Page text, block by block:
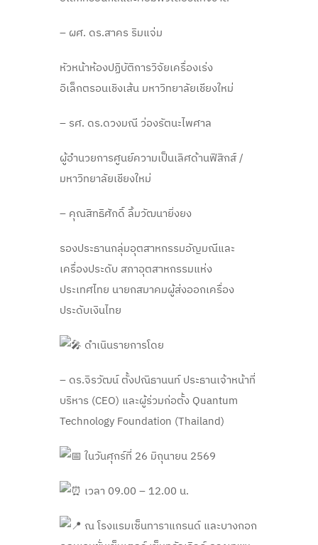
– ผศ. ดร.สาคร ริมแจ่ม
หัวหน้าห้องปฏิบัติการวิจัยเครื่องเร่ง
อิเล็กตรอนเชิงเส้น มหาวิทยาลัยเชียงใหม่
– รศ. ดร.ดวงมณี ว่องรัตนะไพศาล
ผู้อำนวยการศูนย์ความเป็นเลิศด้านฟิสิกส์ /
มหาวิทยาลัยเชียงใหม่
– คุณสิทธิศักดิ์ ลิ้มวัฒนายิ่งยง
รองประธานกลุ่มอุตสาหกรรมอัญมณีและ
เครื่องประดับ สภาอุตสาหกรรมแห่ง
ประเทศไทย นายกสมาคมผู้ส่งออกเครื่อง
ประดับเงินไทย
ดำเนินรายการโดย
– ดร.จิรวัฒน์ ตั้งปณิธานนท์ ประธานเจ้าหน้าที่
บริหาร (CEO) และผู้ร่วมก่อตั้ง Quantum
Technology Foundation (Thailand)
ในวันศุกร์ที่ 26 มิถุนายน 2569
เวลา 09.00 – 12.00 น.
ณ โรงแรมเซ็นทาราแกรนด์ และบางกอก